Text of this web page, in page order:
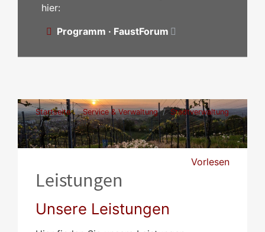
hier:
Programm · FaustForum
Startseite Service & Verwaltung
Stadtverwaltung
Leistungen
Vorlesen
Leistungen
Unsere Leistungen